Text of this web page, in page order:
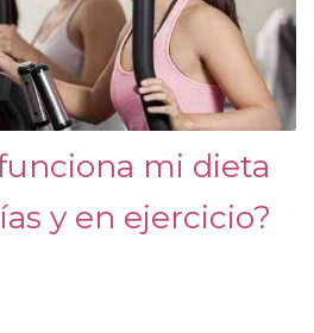
mi dieta
y en ejercicio?